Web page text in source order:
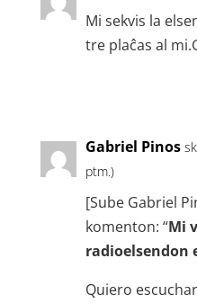
Mi sekvis la
tre plaĉas al
Gabriel Pinos
ptm.)
[Sube Gabriel
komenton: “Mi
radioelsendon
Quiero